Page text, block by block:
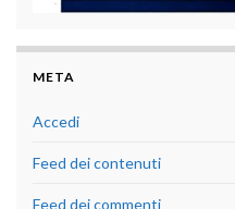
META
Accedi
Feed dei contenuti
Feed dei commenti